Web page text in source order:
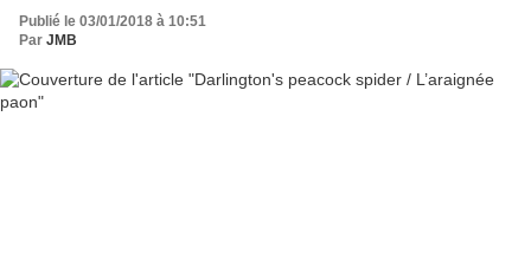
Publié le 03/01/2018 à 10:51
Par JMB